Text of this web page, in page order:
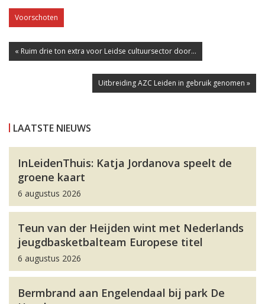
Voorschoten
« Ruim drie ton extra voor Leidse cultuursector door...
Uitbreiding AZC Leiden in gebruik genomen »
LAATSTE NIEUWS
InLeidenThuis: Katja Jordanova speelt de
groene kaart
6 augustus 2026
Teun van der Heijden wint met Nederlands
jeugdbasketbalteam Europese titel
6 augustus 2026
Bermbrand aan Engelendaal bij park De